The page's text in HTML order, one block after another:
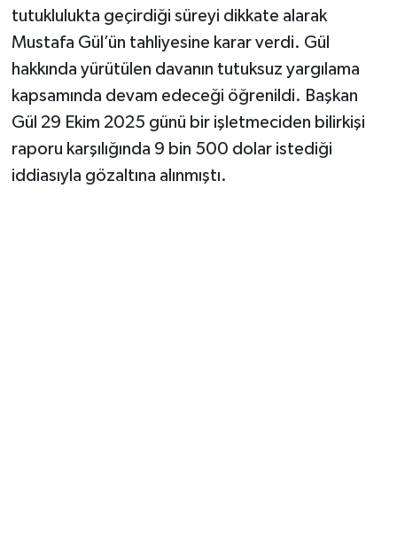
tutuklulukta geçirdiği süreyi dikkate alarak
Mustafa Gül’ün tahliyesine karar verdi. Gül
hakkında yürütülen davanın tutuksuz yargılama
kapsamında devam edeceği öğrenildi. Başkan
Gül 29 Ekim 2025 günü bir işletmeciden bilirkişi
raporu karşılığında 9 bin 500 dolar istediği
iddiasıyla gözaltına alınmıştı.